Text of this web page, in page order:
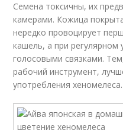
Семена токсичны, их
камерами. Кожица
нередко провоцирует
кашель, а при
голосовыми связками.
рабочий инструмент,
употребления хеномелеса.